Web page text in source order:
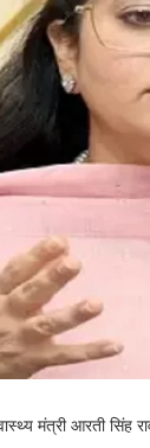
मंत्री आरती सिंह